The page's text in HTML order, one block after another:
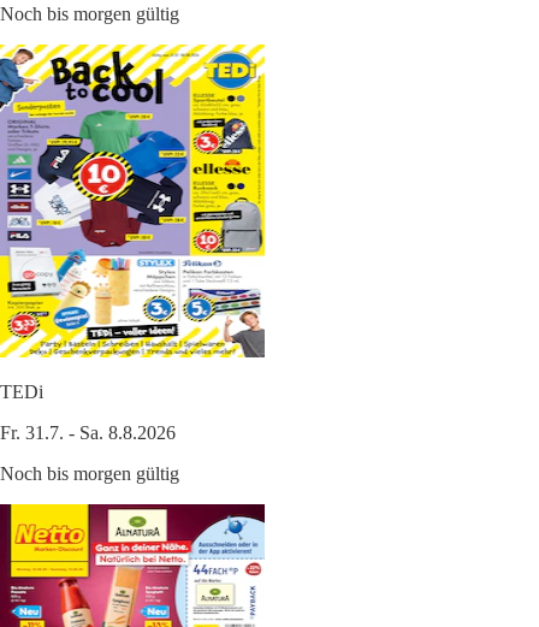
Noch bis morgen gültig
TEDi
Fr. 31.7. - Sa. 8.8.2026
Noch bis morgen gültig